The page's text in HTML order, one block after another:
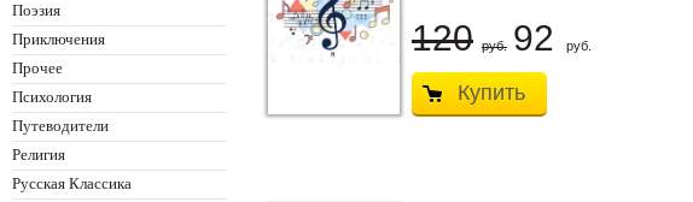
Поэзия
Приключения
Прочее
Психология
Путеводители
Религия
Русская Классика
120 руб. 92 руб.
Купить